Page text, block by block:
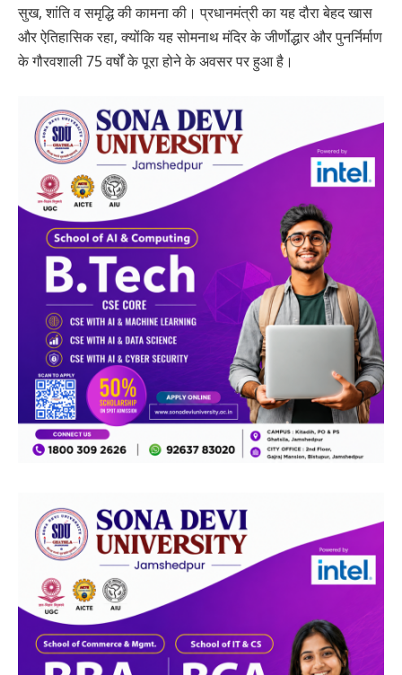
सुख, शांति व समृद्धि की कामना की। प्रधानमंत्री का यह दौरा बेहद खास
और ऐतिहासिक रहा, क्योंकि यह सोमनाथ मंदिर के जीर्णोद्धार और पुनर्निर्माण
के गौरवशाली 75 वर्षों के पूरा होने के अवसर पर हुआ है।